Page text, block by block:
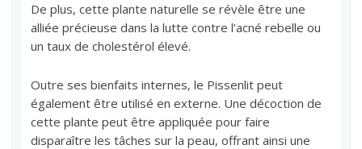
De plus, cette plante naturelle se révèle être une
alliée précieuse dans la lutte contre l’acné rebelle ou
un taux de cholestérol élevé.
Outre ses bienfaits internes, le Pissenlit peut
également être utilisé en externe. Une décoction de
cette plante peut être appliquée pour faire
disparaître les tâches sur la peau, offrant ainsi une